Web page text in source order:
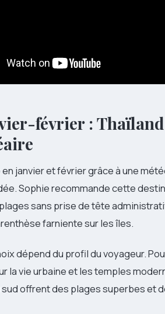
février :
janvier et février grâce à une
Sophie recommande cette
sans prise de tête
farniente sur les îles.
dépend du profil du voyageur.
la vie urbaine et les temples
offrent des plages superbes et